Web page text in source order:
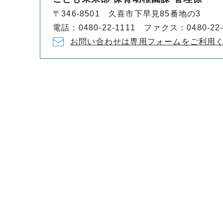
〒346-8501 久喜市下早見85番地の3
電話：0480-22-1111 ファクス：0480-
お問い合わせは専用フォームをご利用く